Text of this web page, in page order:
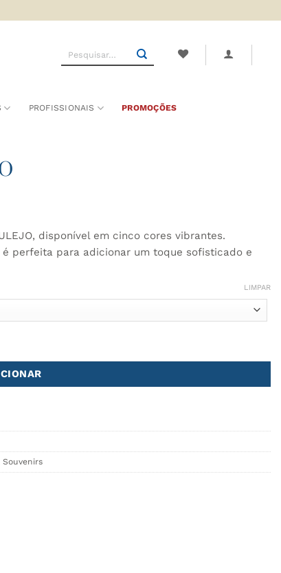
Pesquisar
PROFISSIONAIS PROMOÇÕES
disponível em cinco cores vibrantes.
perfeita para adicionar um toque sofisticado e
LIMPAR
Souvenirs